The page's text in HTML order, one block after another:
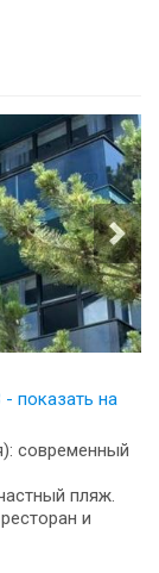
показать на
современный
пляж.
и